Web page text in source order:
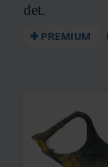
det.
PREMIUM